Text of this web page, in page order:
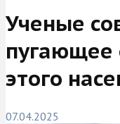
Ученые
пугающее
этого
07.04.2025